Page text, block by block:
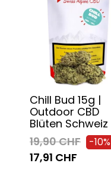
Chill Bud 15g |
Outdoor CBD
Blüten Schweiz
19,90 CHF
-10%
17,91 CHF